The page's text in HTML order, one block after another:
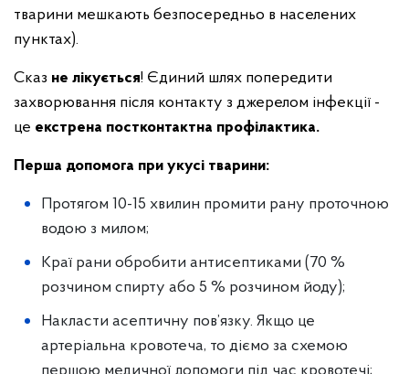
тварини мешкають безпосередньо в населених
пунктах).
Сказ не лікується! Єдиний шлях попередити
захворювання після контакту з джерелом інфекції -
це екстрена постконтактна профілактика.
Перша допомога при укусі тварини:
Протягом 10-15 хвилин промити рану проточною
водою з милом;
Краї рани обробити антисептиками (70 %
розчином спирту або 5 % розчином йоду);
Накласти асептичну пов’язку. Якщо це
артеріальна кровотеча, то діємо за схемою